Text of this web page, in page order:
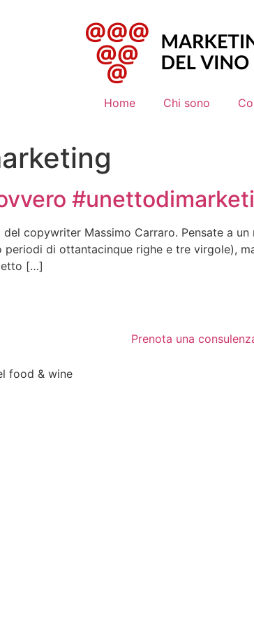
Home Chi sono
copywriter Massimo Carraro. Pensate a
di ottantacinque righe e tre virgole),
etto […]
food & wine
Prenota una